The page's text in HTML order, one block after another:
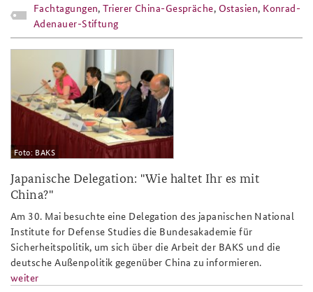
Fachtagungen,Trierer China-Gespräche, Ostasien, Konrad-
Adenauer-Stiftung
nids_besuch_slider.jpg
Foto: BAKS
Japanische Delegation: "Wie haltet Ihr es mit
China?"
Am 30. Mai besuchte eine Delegation des japanischen National
Institute for Defense Studies die Bundesakademie für
Sicherheitspolitik, um sich über die Arbeit der BAKS und die
deutsche Außenpolitik gegenüber China zu informieren.
weiter